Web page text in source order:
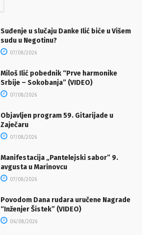
Suđenje u slučaju Danke Ilić biće u Višem
sudu u Negotinu?
07/08/2026
Miloš Ilić pobednik “Prve harmonike
Srbije – Sokobanja” (VIDEO)
07/08/2026
Objavljen program 59. Gitarijade u
Zaječaru
07/08/2026
Manifestacija „Pantelejski sabor” 9.
avgusta u Marinovcu
07/08/2026
Povodom Dana rudara uručene Nagrade
“Inženjer Šistek” (VIDEO)
06/08/2026